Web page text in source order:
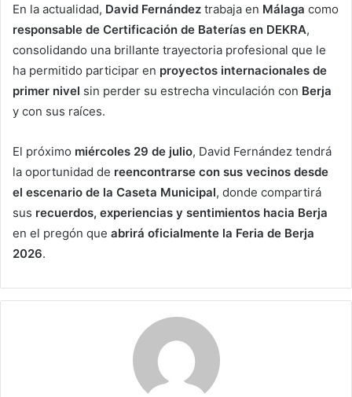
En la actualidad, David Fernández trabaja en Málaga como
responsable de Certificación de Baterías en DEKRA,
consolidando una brillante trayectoria profesional que le
ha permitido participar en proyectos internacionales de
primer nivel sin perder su estrecha vinculación con Berja
y con sus raíces.
El próximo miércoles 29 de julio, David Fernández tendrá
la oportunidad de reencontrarse con sus vecinos desde
el escenario de la Caseta Municipal, donde compartirá
sus recuerdos, experiencias y sentimientos hacia Berja
en el pregón que abrirá oficialmente la Feria de Berja
2026.